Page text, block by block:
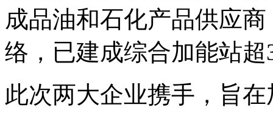
成品油和石化产品供应
络，已建成综合加能站
此次两大企业携手，旨